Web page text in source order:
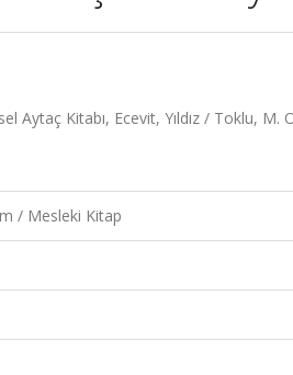
Aytaç Kitabı, Ecevit, Yıldız / Toklu,
/ Mesleki Kitap